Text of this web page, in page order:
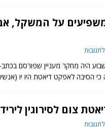
משפיעים על המשקל,
כי הסיבה לאפקט דיאטת היו יו
צום לסירוגין